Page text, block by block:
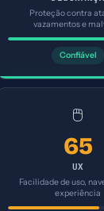
Proteção contra
vazamentos e
Confiável
🖱️
65
UX
Facilidade de uso,
experiência